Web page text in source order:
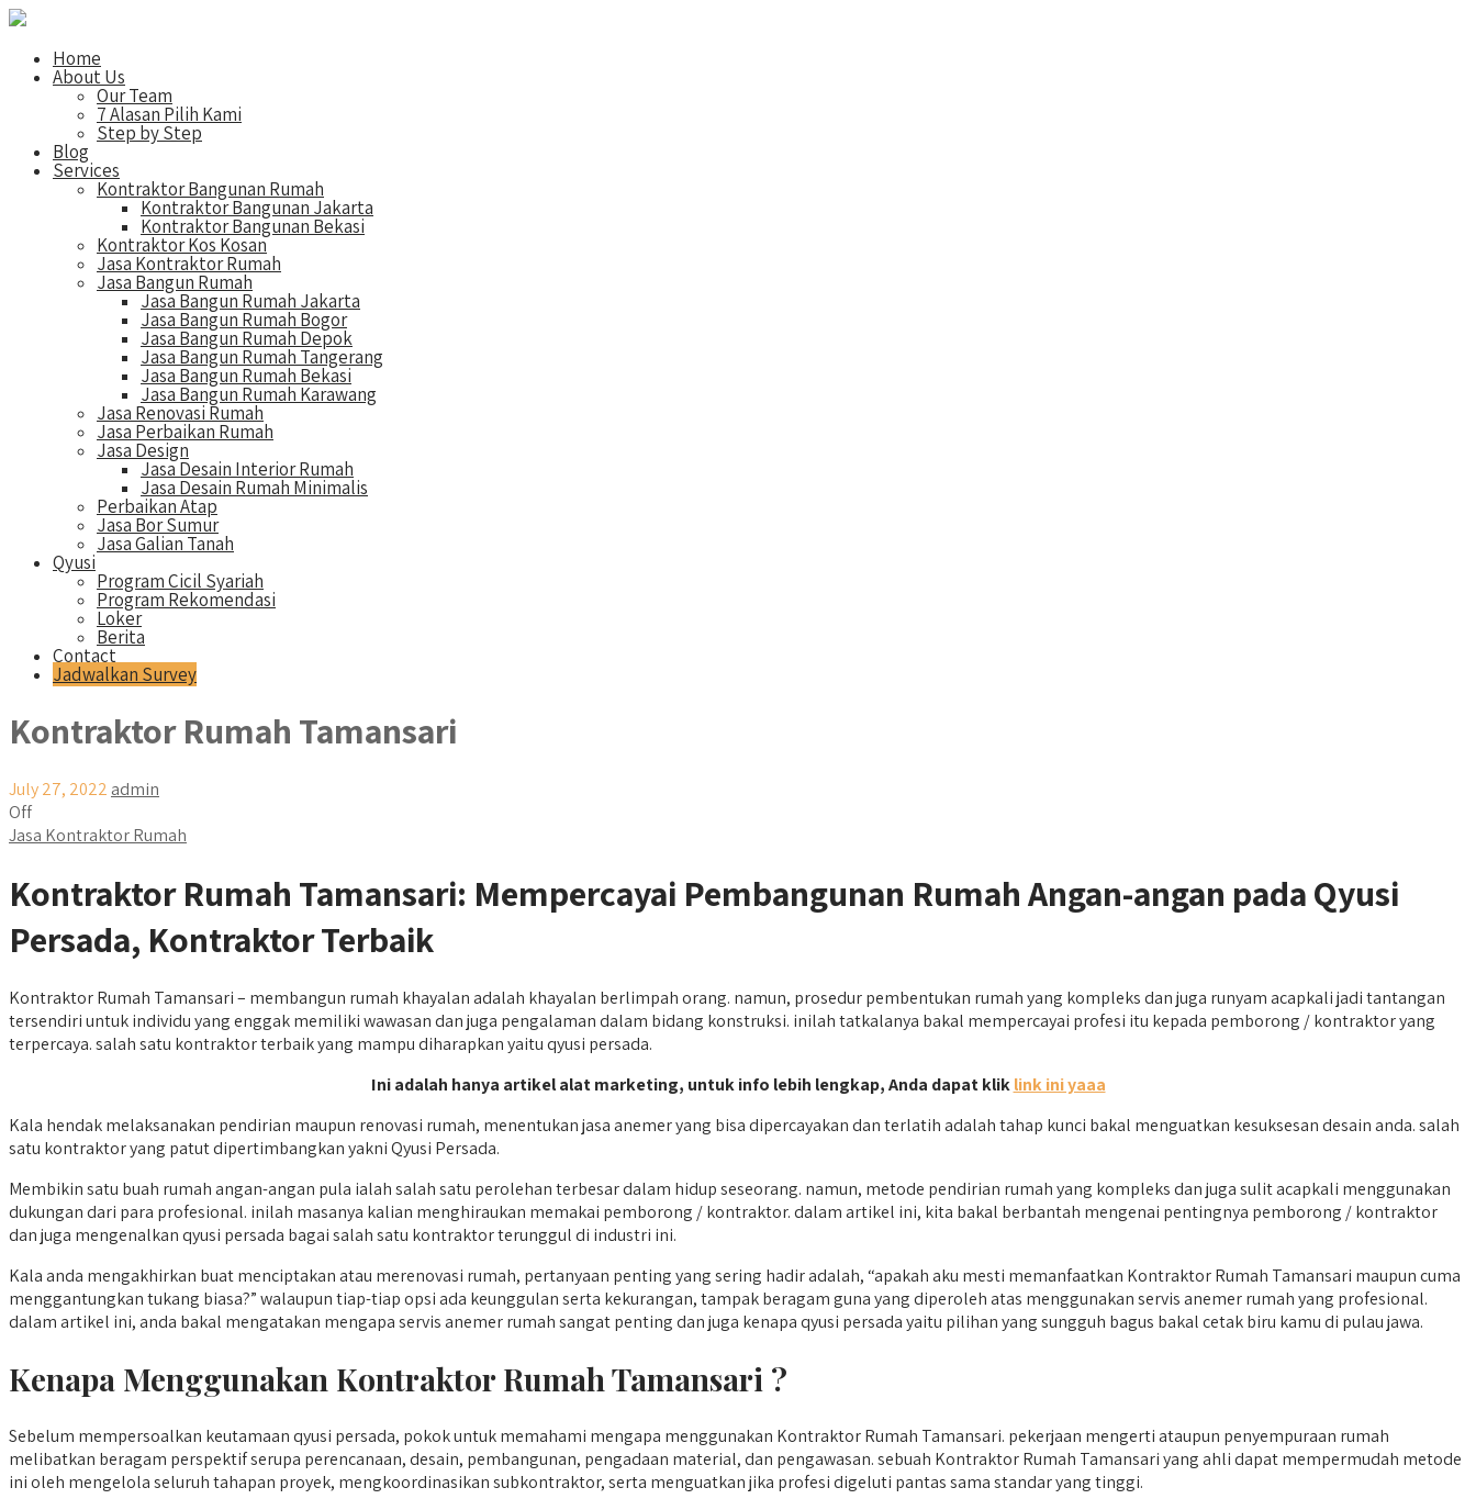
Home
About Us
Our Team
7 Alasan Pilih Kami
Step by Step
Blog
Services
Kontraktor Bangunan Rumah
Kontraktor Bangunan Jakarta
Kontraktor Bangunan Bekasi
Kontraktor Kos Kosan
Jasa Kontraktor Rumah
Jasa Bangun Rumah
Jasa Bangun Rumah Jakarta
Jasa Bangun Rumah Bogor
Jasa Bangun Rumah Depok
Jasa Bangun Rumah Tangerang
Jasa Bangun Rumah Bekasi
Jasa Bangun Rumah Karawang
Jasa Renovasi Rumah
Jasa Perbaikan Rumah
Jasa Design
Jasa Desain Interior Rumah
Jasa Desain Rumah Minimalis
Perbaikan Atap
Jasa Bor Sumur
Jasa Galian Tanah
Qyusi
Program Cicil Syariah
Program Rekomendasi
Loker
Berita
Contact
Jadwalkan Survey
Kontraktor Rumah Tamansari
July 27, 2022 admin
Off
Jasa Kontraktor Rumah
Kontraktor Rumah Tamansari: Mempercayai Pembangunan Rumah Angan-angan pada Qyusi
Persada, Kontraktor Terbaik
Kontraktor Rumah Tamansari – membangun rumah khayalan adalah khayalan berlimpah orang. namun, prosedur pembentukan rumah yang kompleks dan juga runyam acapkali jadi tantangan
tersendiri untuk individu yang enggak memiliki wawasan dan juga pengalaman dalam bidang konstruksi. inilah tatkalanya bakal mempercayai profesi itu kepada pemborong / kontraktor yang
terpercaya. salah satu kontraktor terbaik yang mampu diharapkan yaitu qyusi persada.
Ini adalah hanya artikel alat marketing, untuk info lebih lengkap, Anda dapat kliklink ini yaaa
Kala hendak melaksanakan pendirian maupun renovasi rumah, menentukan jasa anemer yang bisa dipercayakan dan terlatih adalah tahap kunci bakal menguatkan kesuksesan desain anda. salah
satu kontraktor yang patut dipertimbangkan yakni Qyusi Persada.
Membikin satu buah rumah angan-angan pula ialah salah satu perolehan terbesar dalam hidup seseorang. namun, metode pendirian rumah yang kompleks dan juga sulit acapkali menggunakan
dukungan dari para profesional. inilah masanya kalian menghiraukan memakai pemborong / kontraktor. dalam artikel ini, kita bakal berbantah mengenai pentingnya pemborong / kontraktor
dan juga mengenalkan qyusi persada bagai salah satu kontraktor terunggul di industri ini.
Kala anda mengakhirkan buat menciptakan atau merenovasi rumah, pertanyaan penting yang sering hadir adalah, “apakah aku mesti memanfaatkan Kontraktor Rumah Tamansari maupun cuma
menggantungkan tukang biasa?” walaupun tiap-tiap opsi ada keunggulan serta kekurangan, tampak beragam guna yang diperoleh atas menggunakan servis anemer rumah yang profesional.
dalam artikel ini, anda bakal mengatakan mengapa servis anemer rumah sangat penting dan juga kenapa qyusi persada yaitu pilihan yang sungguh bagus bakal cetak biru kamu di pulau jawa.
Kenapa Menggunakan Kontraktor Rumah Tamansari ?
Sebelum mempersoalkan keutamaan qyusi persada, pokok untuk memahami mengapa menggunakan Kontraktor Rumah Tamansari. pekerjaan mengerti ataupun penyempuraan rumah
melibatkan beragam perspektif serupa perencanaan, desain, pembangunan, pengadaan material, dan pengawasan. sebuah Kontraktor Rumah Tamansari yang ahli dapat mempermudah metode
ini oleh mengelola seluruh tahapan proyek, mengkoordinasikan subkontraktor, serta menguatkan jika profesi digeluti pantas sama standar yang tinggi.